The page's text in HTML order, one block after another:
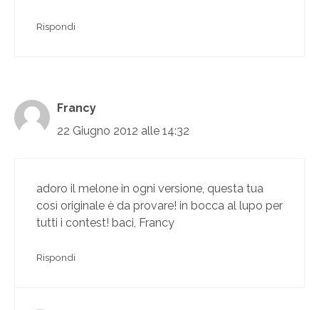
Rispondi
Francy
22 Giugno 2012 alle 14:32
adoro il melone in ogni versione, questa tua
così originale è da provare! in bocca al lupo per
tutti i contest! baci, Francy
Rispondi